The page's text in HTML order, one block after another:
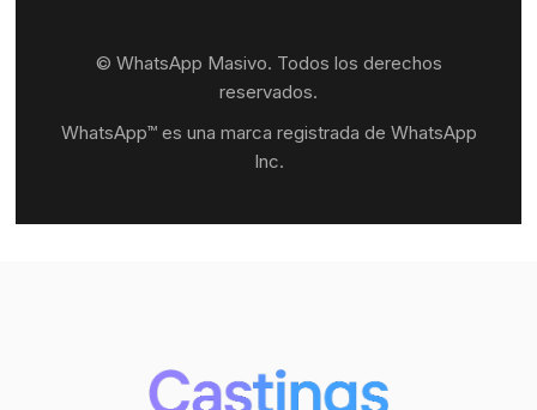
© WhatsApp Masivo. Todos los derechos
reservados.
WhatsApp™ es una marca registrada de WhatsApp
Inc.